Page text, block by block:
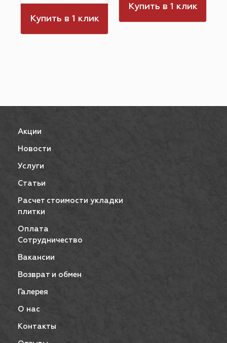
Купить в 1 клик
Купить в 1 клик
Акции
Новости
Услуги
Статьи
Расчет стоимости укладки
плитки
Оплата
Сотрудничество
Вакансии
Возврат и обмен
Галерея
О нас
Контакты